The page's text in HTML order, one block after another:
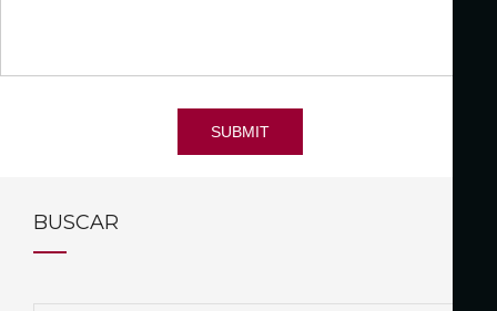
SUBMIT
BUSCAR